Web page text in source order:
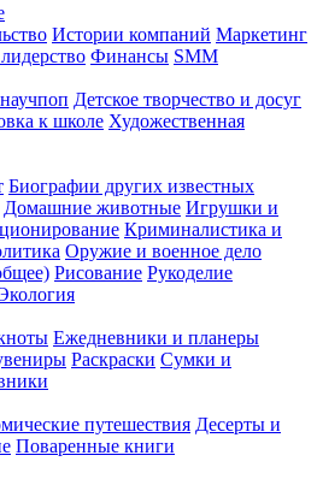
Истории компаний Маркетинг
Финансы SMM
Детское творчество и досуг
к школе Художественная
Биографии других известных
Домашние животные Игрушки и
Криминалистика и
Оружие и военное дело
Рисование Рукоделие
Ежедневники и планеры
Раскраски Сумки и
путешествия Десерты и
Поваренные книги